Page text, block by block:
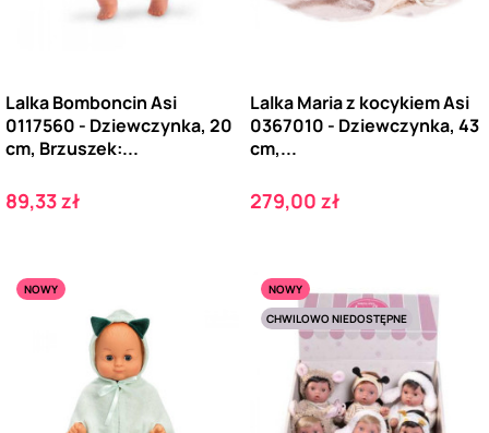
Lalka Bomboncin Asi
0117560 - Dziewczynka, 20
cm, Brzuszek:...
Cena
89,33 zł
Lalka Maria z kocykiem Asi
0367010 - Dziewczynka, 43
cm,...
Cena
279,00 zł
NOWY
NOWY
CHWILOWO NIEDOSTĘPNE